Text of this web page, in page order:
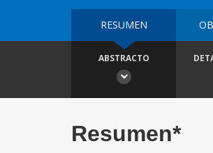
RESUMEN
ABSTRACTO
Resumen*